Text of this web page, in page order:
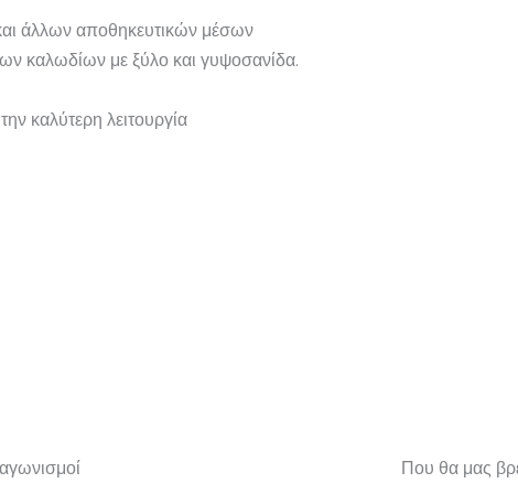
άλλων αποθηκευτικών μέσων
καλωδίων με ξύλο και γυψοσανίδα.
καλύτερη λειτουργία
Που θα μας